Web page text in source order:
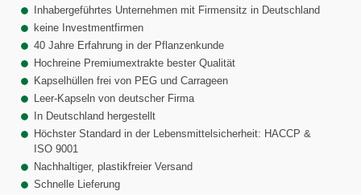
Inhabergeführtes Unternehmen mit Firmensitz in Deutschland
keine Investmentfirmen
40 Jahre Erfahrung in der Pflanzenkunde
Hochreine Premiumextrakte bester Qualität
Kapselhüllen frei von PEG und Carrageen
Leer-Kapseln von deutscher Firma
In Deutschland hergestellt
Höchster Standard in der Lebensmittelsicherheit: HACCP &
ISO 9001
Nachhaltiger, plastikfreier Versand
Schnelle Lieferung